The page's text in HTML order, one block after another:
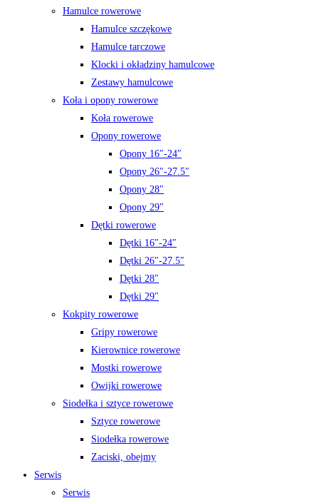
Hamulce rowerowe
Hamulce szczękowe
Hamulce tarczowe
Klocki i okładziny hamulcowe
Zestawy hamulcowe
Koła i opony rowerowe
Koła rowerowe
Opony rowerowe
Opony 16″-24″
Opony 26″-27.5″
Opony 28″
Opony 29″
Dętki rowerowe
Dętki 16″-24″
Dętki 26″-27.5″
Dętki 28″
Dętki 29″
Kokpity rowerowe
Gripy rowerowe
Kierownice rowerowe
Mostki rowerowe
Owijki rowerowe
Siodełka i sztyce rowerowe
Sztyce rowerowe
Siodełka rowerowe
Zaciski, obejmy
Serwis
Serwis